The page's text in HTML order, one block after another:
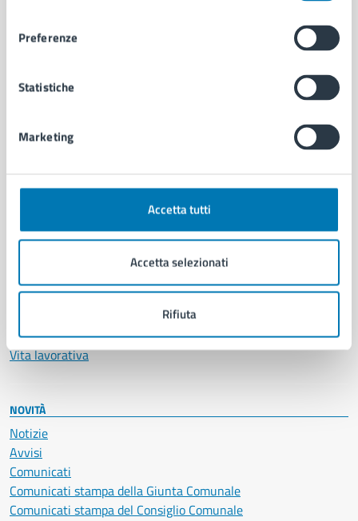
Preferenze
Statistiche
Marketing
Accetta tutti
Accetta selezionati
Rifiuta
Personale amministrativo
Intranet, posta aziendale e protocollo
CATEGORIE DI SERVIZIO
Documenti e certificati
Educazione e formazione
Giustizia e sicurezza pubblica
Imprese e commercio
Salute, benessere e assistenza
Servizi Cimiteriali
Vita lavorativa
NOVITÀ
Notizie
Avvisi
Comunicati
Comunicati stampa della Giunta Comunale
Comunicati stampa del Consiglio Comunale